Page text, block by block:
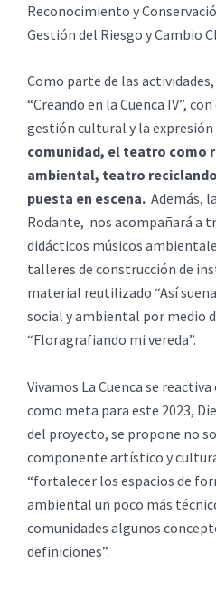
Reconocimiento y
Gestión del Riesgo y Cambio
Como parte de las
“Creando en la Cuenca IV”,
gestión cultural y la
comunidad, el teatro como
ambiental, teatro
puesta en escena. Además,
Rodante, nos acompañará a
didácticos músicos
talleres de construcción de
material reutilizado “Así
social y ambiental por medio
“Floragrafiando mi vereda”.
Vivamos La Cuenca se
como meta para este 2023,
del proyecto, se propone no
componente artístico y
“fortalecer los espacios de
ambiental un poco más
comunidades algunos
definiciones”.